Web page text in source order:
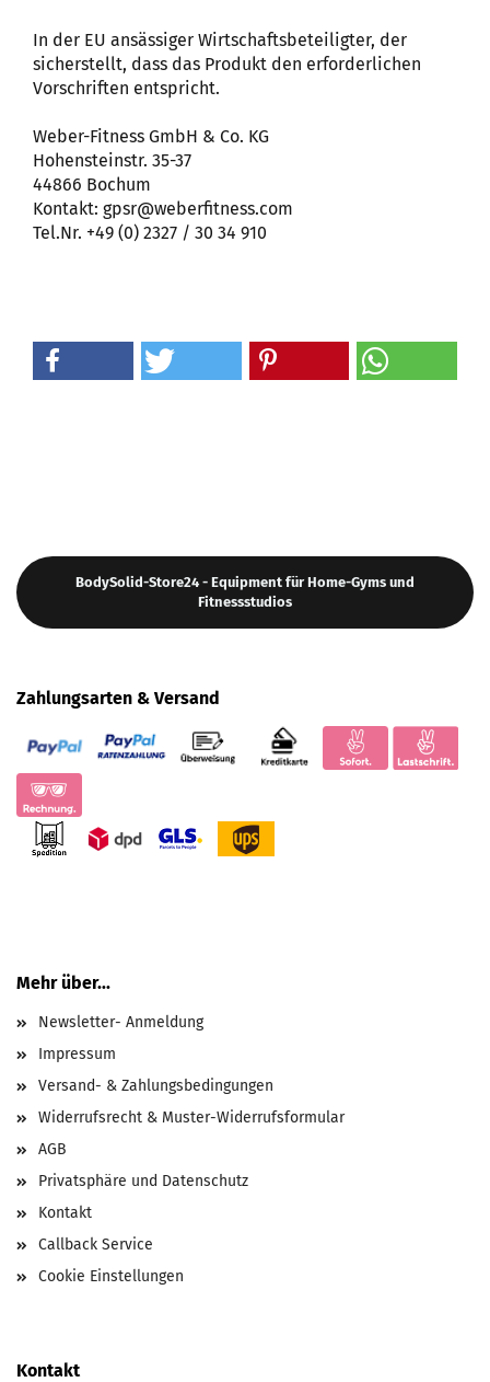
In der EU ansässiger Wirtschaftsbeteiligter, der
sicherstellt, dass das Produkt den erforderlichen
Vorschriften entspricht.
Weber-Fitness GmbH & Co. KG
Hohensteinstr. 35-37
44866 Bochum
Kontakt: gpsr@weberfitness.com
Tel.Nr. +49 (0) 2327 / 30 34 910
BodySolid-Store24 - Equipment für Home-Gyms und
Fitnessstudios
Zahlungsarten & Versand
Mehr über...
Newsletter- Anmeldung
Impressum
Versand- & Zahlungsbedingungen
Widerrufsrecht & Muster-Widerrufsformular
AGB
Privatsphäre und Datenschutz
Kontakt
Callback Service
Cookie Einstellungen
Kontakt